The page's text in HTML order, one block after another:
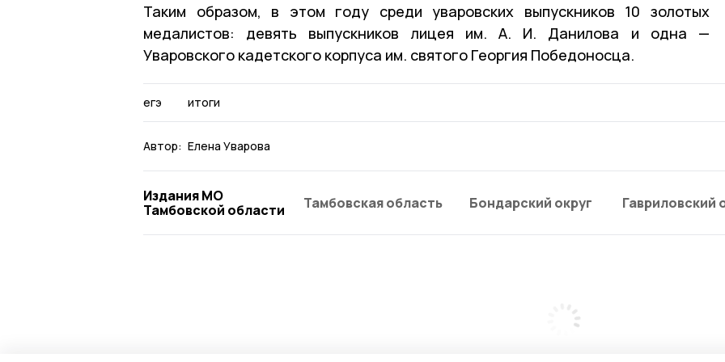
Таким образом, в этом году среди уваровских выпускников 10 золотых
медалистов: девять выпускников лицея им. А. И. Данилова и одна —
Уваровского кадетского корпуса им. святого Георгия Победоносца.
егэ итоги
Автор: Елена Уварова
Издания МО
Тамбовской области
Тамбовская область Бондарский округ Гавриловский